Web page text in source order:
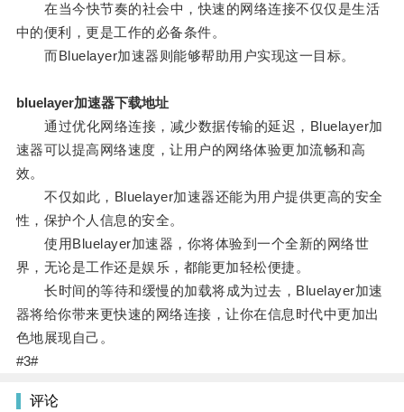
在当今快节奏的社会中，快速的网络连接不仅仅是生活
中的便利，更是工作的必备条件。
而Bluelayer加速器则能够帮助用户实现这一目标。
bluelayer加速器下载地址
通过优化网络连接，减少数据传输的延迟，Bluelayer加
速器可以提高网络速度，让用户的网络体验更加流畅和高
效。
不仅如此，Bluelayer加速器还能为用户提供更高的安全
性，保护个人信息的安全。
使用Bluelayer加速器，你将体验到一个全新的网络世
界，无论是工作还是娱乐，都能更加轻松便捷。
长时间的等待和缓慢的加载将成为过去，Bluelayer加速
器将给你带来更快速的网络连接，让你在信息时代中更加出
色地展现自己。
#3#
评论